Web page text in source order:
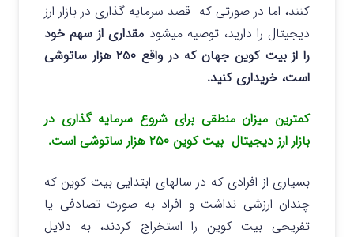
کنند، اما در صورتی که قصد سرمایه گذاری در بازار ارز
دیجیتال را دارید، توصیه میشود مقداری از سهم خود
را از بیت کوین جهان که در واقع ۲۵۰ هزار ساتوشی
است، خریداری کنید.
کمترین میزان منطقی برای شروع سرمایه گذاری در
بازار ارز دیجیتال بیت کوین ۲۵۰ هزار ساتوشی است.
بسیاری از افرادی که در سالهای ابتدایی بیت کوین که
چندان ارزشی نداشت و افراد به صورت تصادفی یا
تفریحی بیت کوین را استخراج کردند، به دلایل